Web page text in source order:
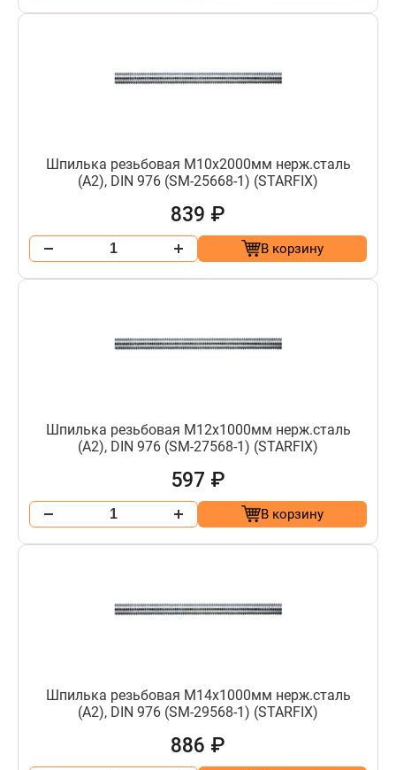
Шпилька резьбовая М10х2000мм нерж.сталь
(А2), DIN 976 (SM-25668-1) (STARFIX)
839 ₽
В корзину
Шпилька резьбовая М12х1000мм нерж.сталь
(А2), DIN 976 (SM-27568-1) (STARFIX)
597 ₽
В корзину
Шпилька резьбовая М14х1000мм нерж.сталь
(А2), DIN 976 (SM-29568-1) (STARFIX)
886 ₽